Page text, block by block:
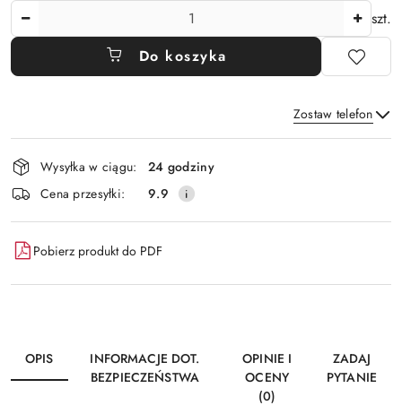
szt.
Do koszyka
Zostaw telefon
Wyślij
Dostępność
i
dostawa
Wysyłka w ciągu:
24 godziny
Cena przesyłki:
9.9
Pobierz produkt do PDF
OPIS
INFORMACJE DOT.
BEZPIECZEŃSTWA
OPINIE I
OCENY
(0)
ZADAJ
PYTANIE